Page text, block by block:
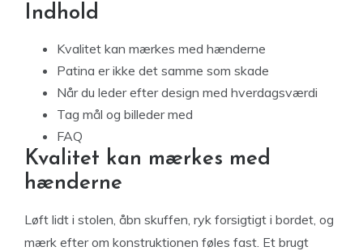
Indhold
Kvalitet kan mærkes med hænderne
Patina er ikke det samme som skade
Når du leder efter design med hverdagsværdi
Tag mål og billeder med
FAQ
Kvalitet kan mærkes med
hænderne
Løft lidt i stolen, åbn skuffen, ryk forsigtigt i bordet, og
mærk efter om konstruktionen føles fast. Et brugt